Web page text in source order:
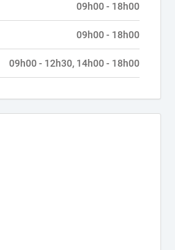
09h00 - 18h00
09h00 - 18h00
09h00 - 12h30, 14h00 - 18h00